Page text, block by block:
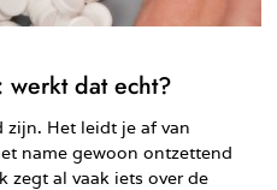
werkt dat echt?
zijn. Het leidt je af van
name gewoon ontzettend
zegt al vaak iets over de